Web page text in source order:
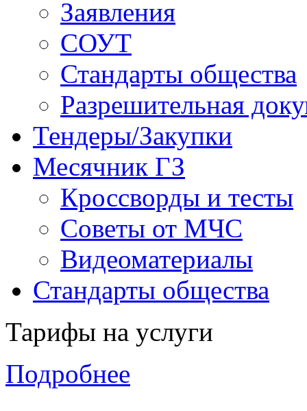
Заявления
СОУТ
Стандарты общества
Разрешительная
Тендеры/Закупки
Месячник ГЗ
Кроссворды и тесты
Советы от МЧС
Видеоматериалы
Стандарты общества
Тарифы на услуги
Подробнее